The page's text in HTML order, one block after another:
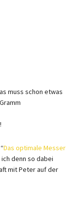
muss schon etwas
!
Das optimale Messer
denn so dabei
mit Peter auf der